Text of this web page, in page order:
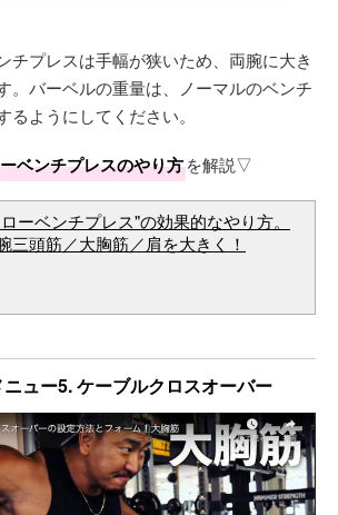
チプレスは手幅が狭いため、両腕に大き
。バーベルの重量は、ノーマルのベンチ
るようにしてください。
ベンチプレスのやり方を解説▽
ーベンチプレス"の効果的なやり方。
三頭筋／大胸筋／肩を大きく！
ュー5. ケーブルクロスオーバー